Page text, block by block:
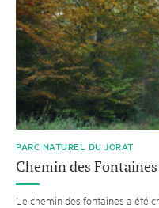
PARC NATUREL DU JORAT
Chemin des
Le chemin des fontaines a été